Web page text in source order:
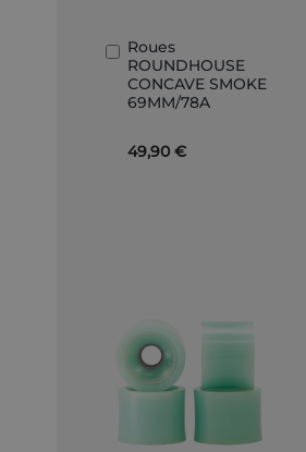
Roues
ROUNDHOUSE
CONCAVE SMOKE
69MM/78A
49,90 €
Ajouter
au
panier